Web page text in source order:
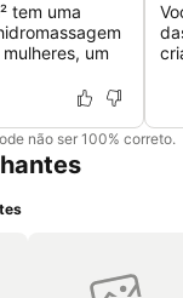
tem uma
um
não ser 100% correto.